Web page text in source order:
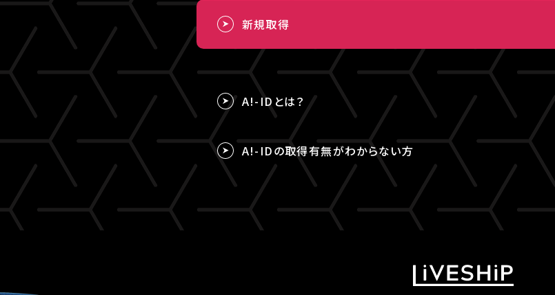
新規取得
A!-IDとは？
A!-IDの取得有無がわからない方